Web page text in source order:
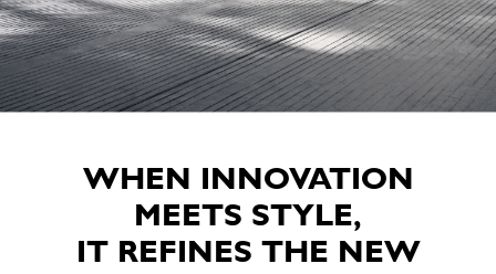
E-mail*
Around Location
WHEN INNOVATION
MEETS STYLE,
IT REFINES THE NEW